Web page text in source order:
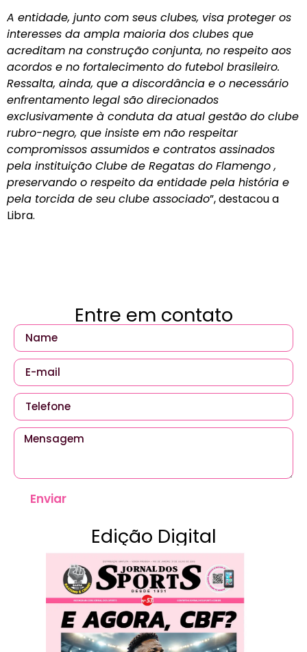
A entidade, junto com seus clubes, visa proteger os
interesses da ampla maioria dos clubes que
acreditam na construção conjunta, no respeito aos
acordos e no fortalecimento do futebol brasileiro.
Ressalta, ainda, que a discordância e o necessário
enfrentamento legal são direcionados
exclusivamente à conduta da atual gestão do clube
rubro-negro, que insiste em não respeitar
compromissos assumidos e contratos assinados
pela instituição Clube de Regatas do Flamengo ,
preservando o respeito da entidade pela história e
pela torcida de seu clube associado”, destacou a
Libra.
Entre em contato
Enviar
Edição Digital